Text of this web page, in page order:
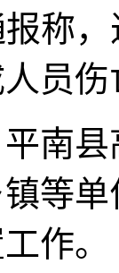
称
员伤
县
等
作。